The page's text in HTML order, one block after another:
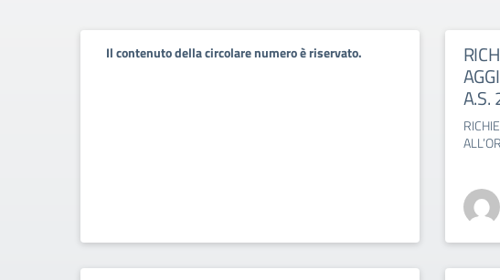
Il contenuto della circolare numero è riservato.